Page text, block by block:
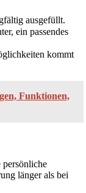
ausgefüllt.
ein passendes
kommt
Funktionen,
persönliche
länger als bei